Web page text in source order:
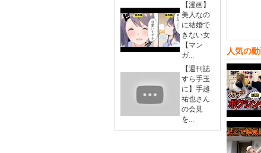
【漫画】
美人なの
に結婚で
きない女
【マン
ガ...
【週刊誌
すら手玉
に】手越
祐也さん
の会見
を...
人気の